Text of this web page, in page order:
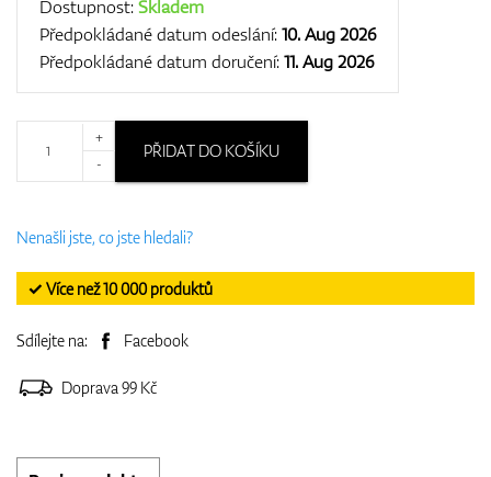
Dostupnost:Skladem
Předpokládané datum odeslání:10. Aug 2026
Předpokládané datum doručení:11. Aug 2026
+
-
PŘIDAT DO KOŠÍKU
Nenašli jste, co jste hledali?
✓ Více než 10 000 produktů
Sdílejte na: Facebook
Doprava 99 Kč